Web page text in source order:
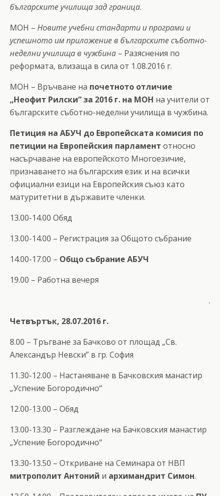
българските училища зад граница.
МОН – Новите учебни стандарти и програми и
успешното им приложение в българските съботно-
неделни училища в чужбина – Разяснения по
реформата, влизаща в сила от 1.08.2016 г.
МОН – Връчване на почетното отличие
„Неофит Рилски“ за 2016 г. на МОН на учители от
българските съботно-неделни училища в чужбина.
Петиция на АБУЧ до Европейската комисия по
петиции на Европейския парламент относно
насърчаване на европейското Многоезичие,
признаването на българския език и на всички
официални езици на Европейския съюз като
матуритетни в държавите членки.
13.00-14.00 Обяд
13.00-14.00 – Регистрация за Общото събрание
14.00-17.00 – Общо събрание АБУЧ
19.00 – Работна вечеря
.
Четвъртък, 28.07.2016 г.
8.00 – Тръгване за Бачково от площад „Св.
Александър Невски” в гр. София
11.30-12.00 – Настаняване в Бачковския манастир
„Успение Богородично“
12.00-13.00 – Обяд
13.00-13.30 – Разглеждане на Бачковския манастир
„Успение Богородично“
13.30-13.50 – Откриване на Семинара от НВП
митрополит Антоний и архимандрит Симон.